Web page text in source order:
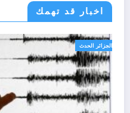
اخبار قد تهمك
الجزائر الحدث